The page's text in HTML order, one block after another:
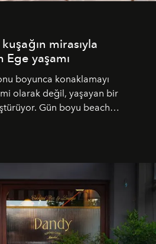
mirasıyla
yaşamı
boyunca konaklamayı
olarak değil, yaşayan bir
Gün boyu beach
misafirlerle buluşuyor.
odaklanan bu özel
anlayışını gün batımından
farklı bir deneyim sunuyor.